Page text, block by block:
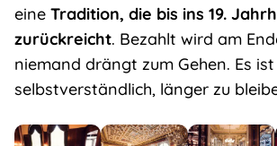
eine Tradition, die bis ins 19.
zurückreicht. Bezahlt wird am
niemand drängt zum Gehen. Es ist
selbstverständlich, länger zu